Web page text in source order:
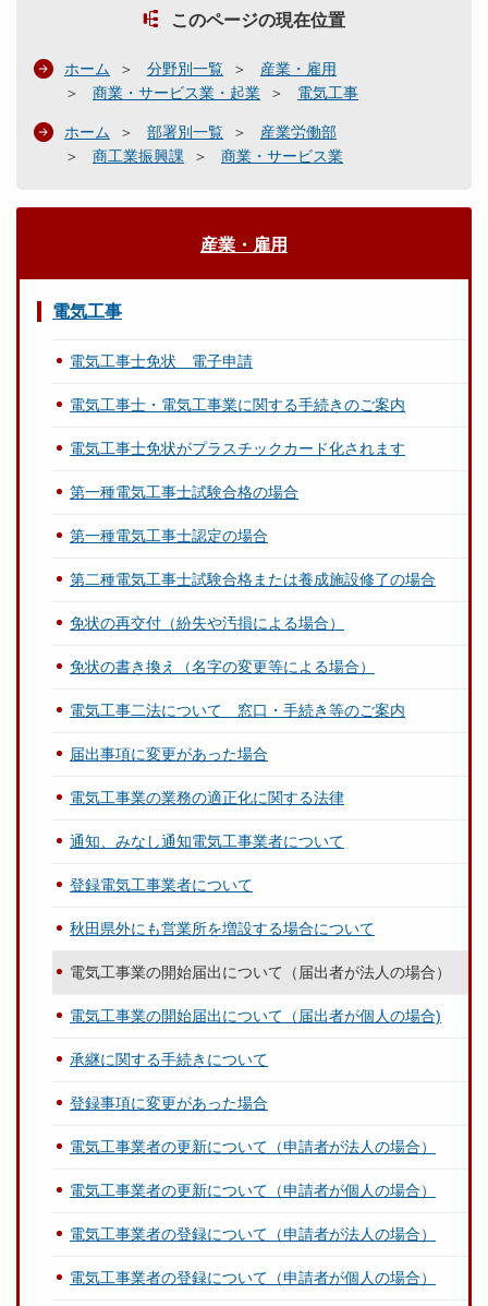
このページの現在位置
ホーム 分野別一覧
産業・雇用
商業・サービス業・起業
電気工事
ホーム 部署別一覧
産業労働部
商工業振興課
商業・サービス業
産業・雇用
電気工事
電気工事士免状 電子申請
電気工事士・電気工事業に関する手続きのご案内
電気工事士免状がプラスチックカード化されます
第一種電気工事士試験合格の場合
第一種電気工事士認定の場合
第二種電気工事士試験合格または養成施設修了の場合
免状の再交付（紛失や汚損による場合）
免状の書き換え（名字の変更等による場合）
電気工事二法について 窓口・手続き等のご案内
届出事項に変更があった場合
電気工事業の業務の適正化に関する法律
通知、みなし通知電気工事業者について
登録電気工事業者について
秋田県外にも営業所を増設する場合について
電気工事業の開始届出について（届出者が法人の場合）
電気工事業の開始届出について（届出者が個人の場合)
承継に関する手続きについて
登録事項に変更があった場合
電気工事業者の更新について（申請者が法人の場合）
電気工事業者の更新について（申請者が個人の場合）
電気工事業者の登録について（申請者が法人の場合）
電気工事業者の登録について（申請者が個人の場合）